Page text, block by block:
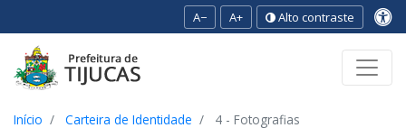
A− A+ Alto contraste
Início Carteira de Identidade 4 - Fotografias